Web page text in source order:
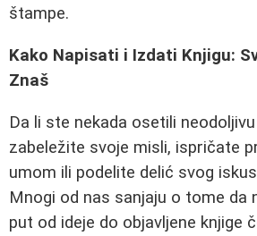
štampe.
Kako Napisati i Izdati Knjigu:
Znaš
Da li ste nekada osetili
zabeležite svoje misli, ispričate
umom ili podelite delić svog
Mnogi od nas sanjaju o tome da
put od ideje do objavljene knjige